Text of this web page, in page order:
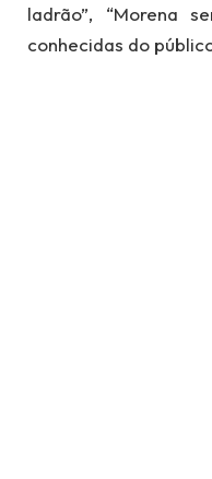
ladrão”, “Morena
conhecidas do